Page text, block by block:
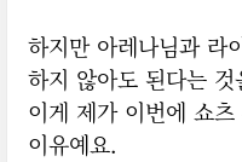
하지만 아레나님과 라
하지 않아도 된다는
이게 제가 이번에 쇼
이유예요.